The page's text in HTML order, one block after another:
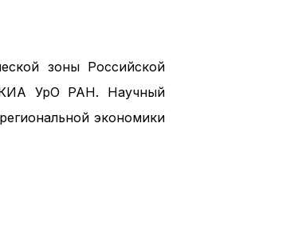
зоны Российской
УрО РАН. Научный
экономики